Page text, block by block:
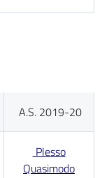
A.S. 2019-20
Plesso
Quasimodo